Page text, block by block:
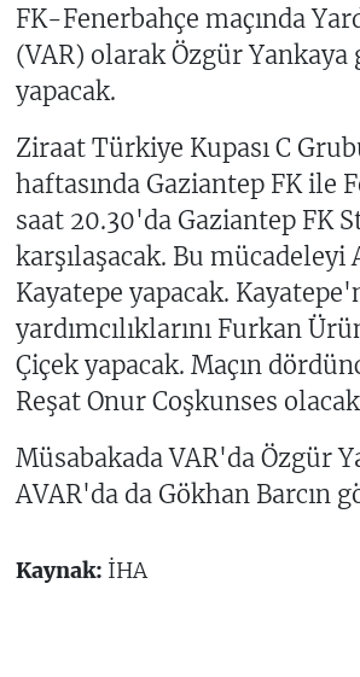
FK-Fenerbahçe maçında
(VAR) olarak Özgür Yankaya
yapacak.
Ziraat Türkiye Kupası C
haftasında Gaziantep FK ile
saat 20.30'da Gaziantep FK
karşılaşacak. Bu mücadeleyi
Kayatepe yapacak.
yardımcılıklarını Furkan
Çiçek yapacak. Maçın
Reşat Onur Coşkunses
Müsabakada VAR'da Özgür
AVAR'da da Gökhan Barcın
Kaynak: İHA